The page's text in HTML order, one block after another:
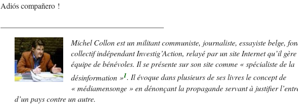
Adiós compañero !
Michel Collon est un militant communiste, journaliste, essayiste belge,
collectif indépendant Investig’Action, relayé par un site Internet qu’il
équipe de bénévoles. Il se présente sur son site comme « spécialiste de la
désinformation »1. Il évoque dans plusieurs de ses livres le concept de
« médiamensonge » en dénonçant la propagande servant à justifier
d’un pays contre un autre.